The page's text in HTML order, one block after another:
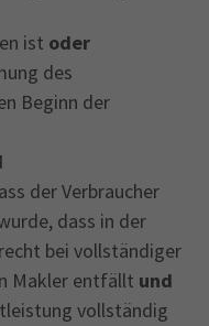
ist oder
des
Beginn der
der Verbraucher
dass in der
bei vollständiger
Makler entfällt und
vollständig